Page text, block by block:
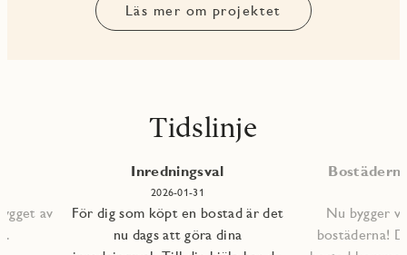
Läs mer om projektet
Tidslinje
av
Inredningsval
2026-01-31
För dig som köpt en bostad är det
nu dags att göra dina
Nu bygger
bostäderna!